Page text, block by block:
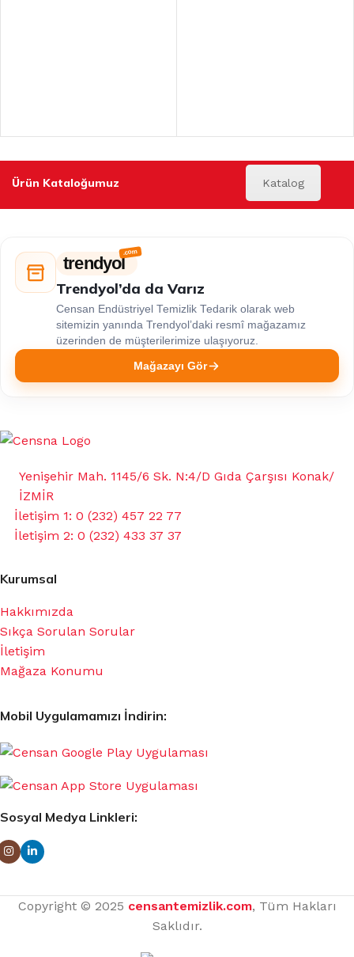
Ürün Kataloğumuz Katalog
trendyol
Trendyol’da da Varız
Censan Endüstriyel Temizlik Tedarik olarak web
sitemizin yanında Trendyol’daki resmî mağazamız
üzerinden de müşterilerimize ulaşıyoruz.
Mağazayı Gör
Yenişehir Mah. 1145/6 Sk. N:4/D Gıda Çarşısı Konak/
İZMİR
İletişim 1: 0 (232) 457 22 77
İletişim 2: 0 (232) 433 37 37
Kurumsal
Hakkımızda
Sıkça Sorulan Sorular
İletişim
Mağaza Konumu
Mobil Uygulamamızı İndirin:
Sosyal Medya Linkleri:
Copyright © 2025 censantemizlik.com, Tüm Hakları
Saklıdır.